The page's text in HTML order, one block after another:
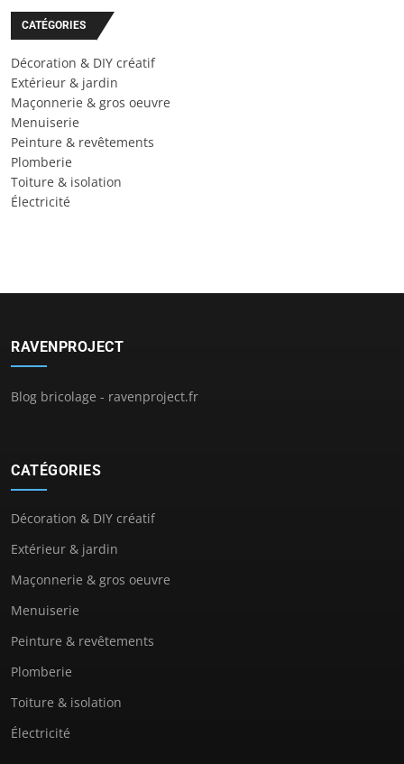
CATÉGORIES
Décoration & DIY créatif
Extérieur & jardin
Maçonnerie & gros oeuvre
Menuiserie
Peinture & revêtements
Plomberie
Toiture & isolation
Électricité
RAVENPROJECT
Blog bricolage - ravenproject.fr
CATÉGORIES
Décoration & DIY créatif
Extérieur & jardin
Maçonnerie & gros oeuvre
Menuiserie
Peinture & revêtements
Plomberie
Toiture & isolation
Électricité